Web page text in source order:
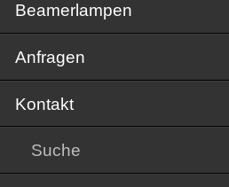
Beamerlampen
Anfragen
Kontakt
Suche